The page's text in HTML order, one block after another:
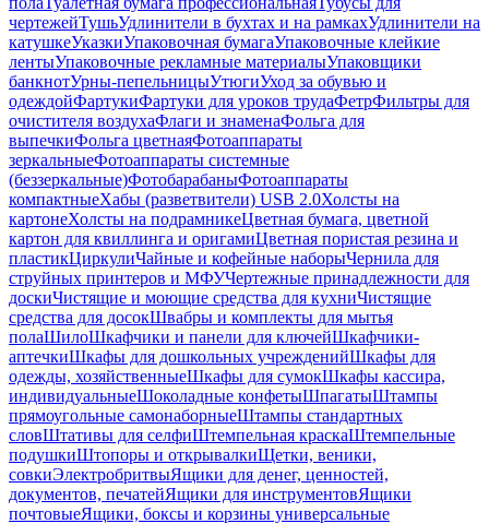
чертежейТушьУдлинители в бухтах и на рамкахУдлинители на
катушкеУказкиУпаковочная бумагаУпаковочные клейкие
лентыУпаковочные рекламные материалыУпаковщики
банкнотУрны-пепельницыУтюгиУход за обувью и
одеждойФартукиФартуки для уроков трудаФетрФильтры для
очистителя воздухаФлаги и знаменаФольга для
выпечкиФольга цветнаяФотоаппараты
зеркальныеФотоаппараты системные
(беззеркальные)ФотобарабаныФотоаппараты
компактныеХабы (разветвители) USB 2.0Холсты на
картонеХолсты на подрамникеЦветная бумага, цветной
картон для квиллинга и оригамиЦветная пористая резина и
пластикЦиркулиЧайные и кофейные наборыЧернила для
струйных принтеров и МФУЧертежные принадлежности для
доскиЧистящие и моющие средства для кухниЧистящие
средства для досокШвабры и комплекты для мытья
полаШилоШкафчики и панели для ключейШкафчики-
аптечкиШкафы для дошкольных учрежденийШкафы для
одежды, хозяйственныеШкафы для сумокШкафы кассира,
индивидуальныеШоколадные конфетыШпагатыШтампы
прямоугольные самонаборныеШтампы стандартных
словШтативы для селфиШтемпельная краскаШтемпельные
подушкиШтопоры и открывалкиЩетки, веники,
совкиЭлектробритвыЯщики для денег, ценностей,
документов, печатейЯщики для инструментовЯщики
почтовыеЯщики, боксы и корзины универсальные